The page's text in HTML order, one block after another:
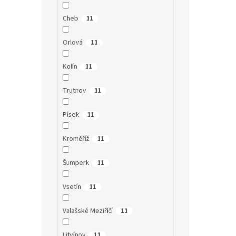
Cheb 11
Orlová 11
Kolín 11
Trutnov 11
Písek 11
Kroměříž 11
Šumperk 11
Vsetín 11
Valašské Meziříčí 11